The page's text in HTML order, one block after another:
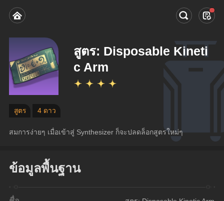
สูตร: Disposable Kineti
c Arm
สูตร 4 ดาว
สมการง่ายๆ เมื่อเข้าสู่ Synthesizer ก็จะปลดล็อกสูตรใหม่ๆ
ข้อมูลพื้นฐาน